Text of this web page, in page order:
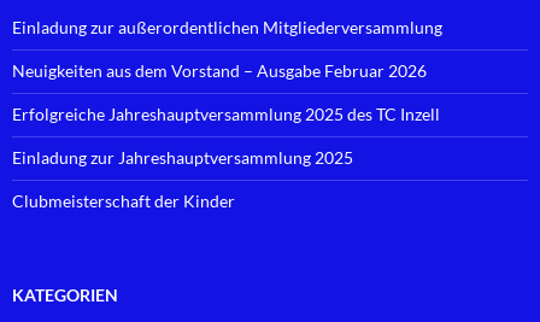
Einladung zur außerordentlichen Mitgliederversammlung
Neuigkeiten aus dem Vorstand – Ausgabe Februar 2026
Erfolgreiche Jahreshauptversammlung 2025 des TC Inzell
Einladung zur Jahreshauptversammlung 2025
Clubmeisterschaft der Kinder
KATEGORIEN